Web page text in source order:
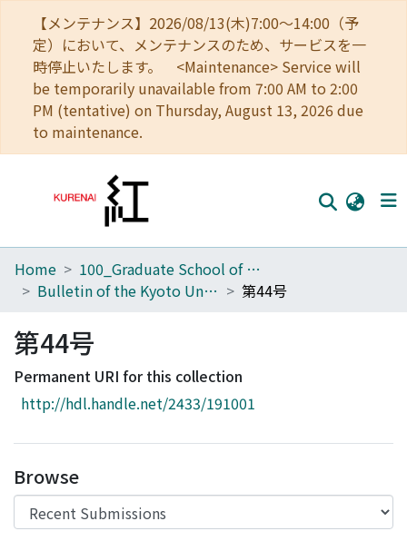
【メンテナンス】2026/08/13(木)7:00～14:00（予
定）において、メンテナンスのため、サービスを一
時停止いたします。 <Maintenance> Service will
be temporarily unavailable from 7:00 AM to 2:00
PM (tentative) on Thursday, August 13, 2026 due
to maintenance.
Home
Browse
Download Ranking
Access Statistics
Home
100_Graduate School of Agriculture
Bulletin of the Kyoto University Forests
第44号
第44号
Permanent URI for this collection
http://hdl.handle.net/2433/191001
Browse